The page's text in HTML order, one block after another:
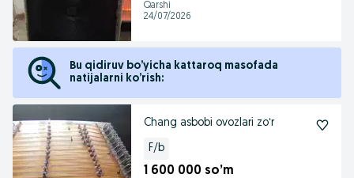
Qarshi
24/07/2026
Bu qidiruv bo’yicha kattaroq masofada
natijalarni ko’rish:
Chang asbobi ovozlari zoʻr
F/b
1 600 000 so’m